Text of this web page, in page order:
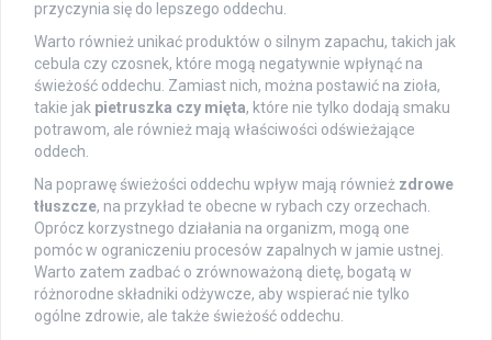
przyczynia się do lepszego oddechu.
Warto również unikać produktów o silnym zapachu, takich jak
cebula czy czosnek, które mogą negatywnie wpłynąć na
świeżość oddechu. Zamiast nich, można postawić na zioła,
takie jak pietruszka czy mięta, które nie tylko dodają smaku
potrawom, ale również mają właściwości odświeżające
oddech.
Na poprawę świeżości oddechu wpływ mają również zdrowe
tłuszcze, na przykład te obecne w rybach czy orzechach.
Oprócz korzystnego działania na organizm, mogą one
pomóc w ograniczeniu procesów zapalnych w jamie ustnej.
Warto zatem zadbać o zrównoważoną dietę, bogatą w
różnorodne składniki odżywcze, aby wspierać nie tylko
ogólne zdrowie, ale także świeżość oddechu.